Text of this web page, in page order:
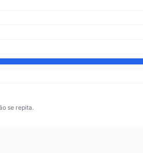
se repita.